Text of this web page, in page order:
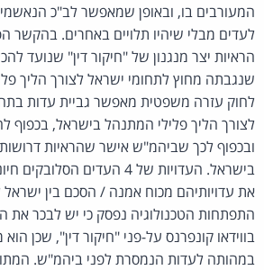
המעורבים בו, ובאופן שמאפשר לב"כ
הראיות יצר מנגנון של "חיקור דין" שנועד
לחוק עזרה משפטית מאפשר גביית עדות
לצורך הליך פלילי המתנהל בישראל, בכפוף
ובכפוף לכך שביהמ"ש אישר שהראיות
בישראל. העדויות של 4 העדים
את עדויותיהם מכוח אמנה / הסכם בין
התפתחות הטכנולוגיה נפסק כי יש לבכר את
בווידאו קונפרנס על-פני "חיקור דין", שכן
במהותה לעדות הנמסרת לפני ביהמ"ש.